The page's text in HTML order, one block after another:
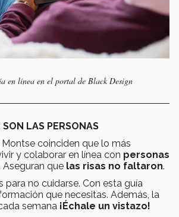
en línea en el portal de Black Design
LAS PERSONAS
coinciden que lo más
y colaborar en línea con personas
Aseguran que las risas no faltaron.
para no cuidarse. Con esta guía
que necesitas. Además, la
semana ¡Échale un vistazo!